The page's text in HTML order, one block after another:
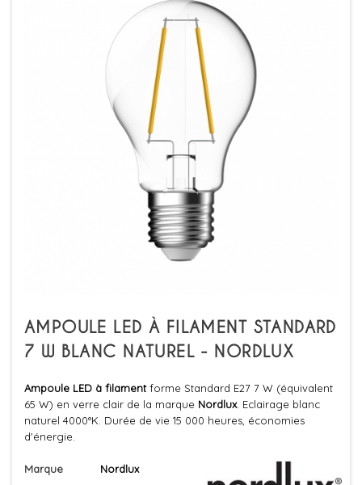
AMPOULE LED À FILAMENT STANDARD
7 W BLANC NATUREL - NORDLUX
Ampoule LED à filamentforme Standard E27 7 W (équivalent
65 W) en verre clair de la marque Nordlux. Eclairage blanc
naturel 4000°K. Durée de vie 15 000 heures, économies
d'énergie.
Marque Nordlux